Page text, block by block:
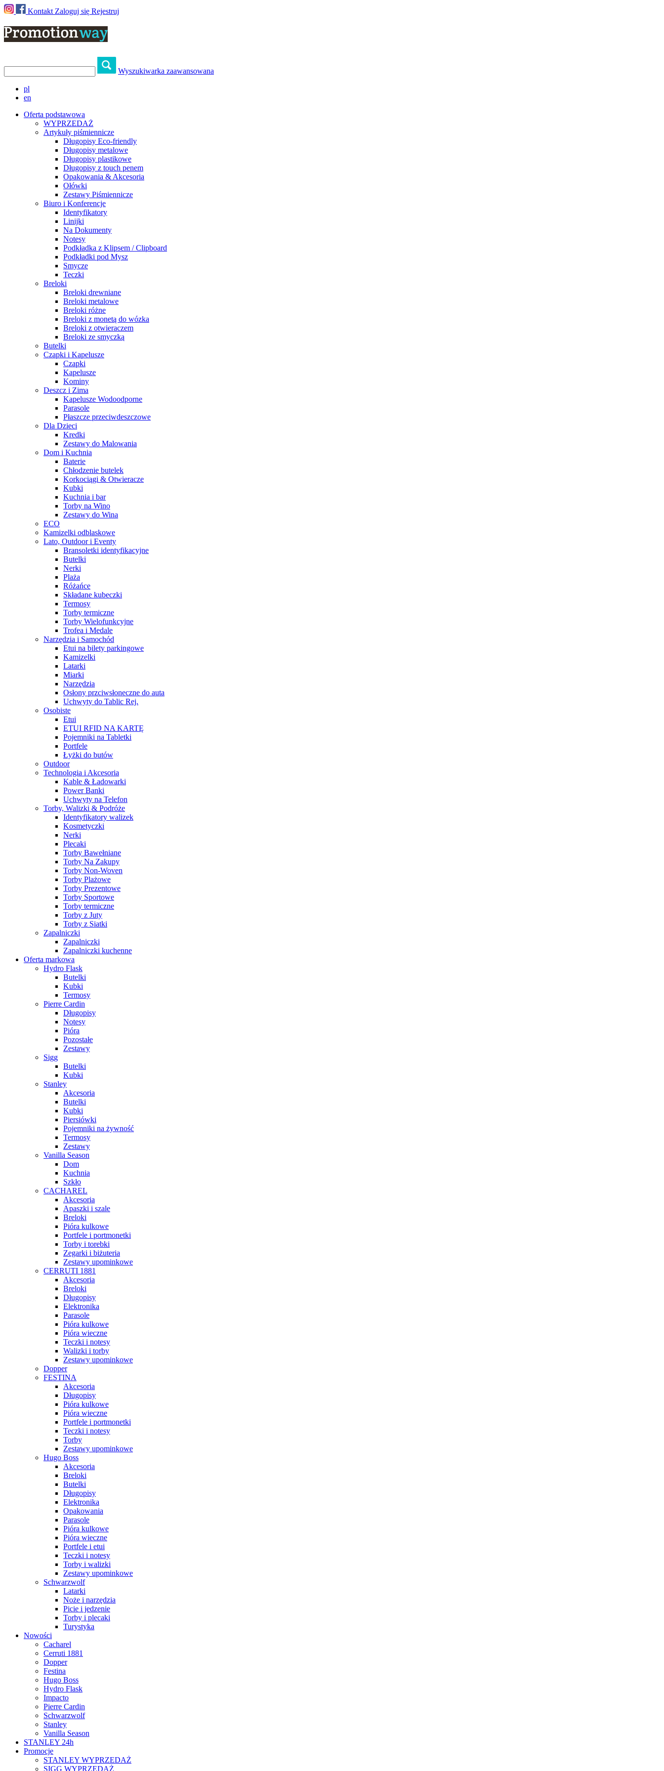
Kontakt Zaloguj się Rejestruj
Wyszukiwarka zaawansowana
pl
en
Oferta podstawowa
WYPRZEDAŻ
Artykuły piśmiennicze
Długopisy Eco-friendly
Długopisy metalowe
Długopisy plastikowe
Długopisy z touch penem
Opakowania & Akcesoria
Ołówki
Zestawy Piśmiennicze
Biuro i Konferencje
Identyfikatory
Linijki
Na Dokumenty
Notesy
Podkładka z Klipsem / Clipboard
Podkładki pod Mysz
Smycze
Teczki
Breloki
Breloki drewniane
Breloki metalowe
Breloki różne
Breloki z monetą do wózka
Breloki z otwieraczem
Breloki ze smyczką
Butelki
Czapki i Kapelusze
Czapki
Kapelusze
Kominy
Deszcz i Zima
Kapelusze Wodoodporne
Parasole
Płaszcze przeciwdeszczowe
Dla Dzieci
Kredki
Zestawy do Malowania
Dom i Kuchnia
Baterie
Chłodzenie butelek
Korkociągi & Otwieracze
Kubki
Kuchnia i bar
Torby na Wino
Zestawy do Wina
ECO
Kamizelki odblaskowe
Lato, Outdoor i Eventy
Bransoletki identyfikacyjne
Butelki
Nerki
Plaża
Różańce
Składane kubeczki
Termosy
Torby termiczne
Torby Wielofunkcyjne
Trofea i Medale
Narzędzia i Samochód
Etui na bilety parkingowe
Kamizelki
Latarki
Miarki
Narzędzia
Osłony przciwsłoneczne do auta
Uchwyty do Tablic Rej.
Osobiste
Etui
ETUI RFID NA KARTĘ
Pojemniki na Tabletki
Portfele
Łyżki do butów
Outdoor
Technologia i Akcesoria
Kable & Ładowarki
Power Banki
Uchwyty na Telefon
Torby, Walizki & Podróże
Identyfikatory walizek
Kosmetyczki
Nerki
Plecaki
Torby Bawełniane
Torby Na Zakupy
Torby Non-Woven
Torby Plażowe
Torby Prezentowe
Torby Sportowe
Torby termiczne
Torby z Juty
Torby z Siatki
Zapalniczki
Zapalniczki
Zapalniczki kuchenne
Oferta markowa
Hydro Flask
Butelki
Kubki
Termosy
Pierre Cardin
Długopisy
Notesy
Pióra
Pozostałe
Zestawy
Sigg
Butelki
Kubki
Stanley
Akcesoria
Butelki
Kubki
Piersiówki
Pojemniki na żywność
Termosy
Zestawy
Vanilla Season
Dom
Kuchnia
Szkło
CACHAREL
Akcesoria
Apaszki i szale
Breloki
Pióra kulkowe
Portfele i portmonetki
Torby i torebki
Zegarki i biżuteria
Zestawy upominkowe
CERRUTI 1881
Akcesoria
Breloki
Długopisy
Elektronika
Parasole
Pióra kulkowe
Pióra wieczne
Teczki i notesy
Walizki i torby
Zestawy upominkowe
Dopper
FESTINA
Akcesoria
Długopisy
Pióra kulkowe
Pióra wieczne
Portfele i portmonetki
Teczki i notesy
Torby
Zestawy upominkowe
Hugo Boss
Akcesoria
Breloki
Butelki
Długopisy
Elektronika
Opakowania
Parasole
Pióra kulkowe
Pióra wieczne
Portfele i etui
Teczki i notesy
Torby i walizki
Zestawy upominkowe
Schwarzwolf
Latarki
Noże i narzędzia
Picie i jedzenie
Torby i plecaki
Turystyka
Nowości
Cacharel
Cerruti 1881
Dopper
Festina
Hugo Boss
Hydro Flask
Impacto
Pierre Cardin
Schwarzwolf
Stanley
Vanilla Season
STANLEY 24h
Promocje
STANLEY WYPRZEDAŻ
SIGG WYPRZEDAŻ